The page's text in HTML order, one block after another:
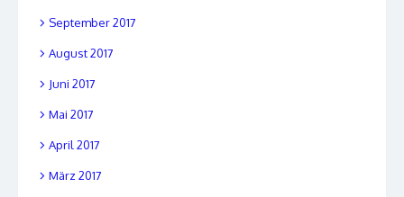
September 2017
August 2017
Juni 2017
Mai 2017
April 2017
März 2017